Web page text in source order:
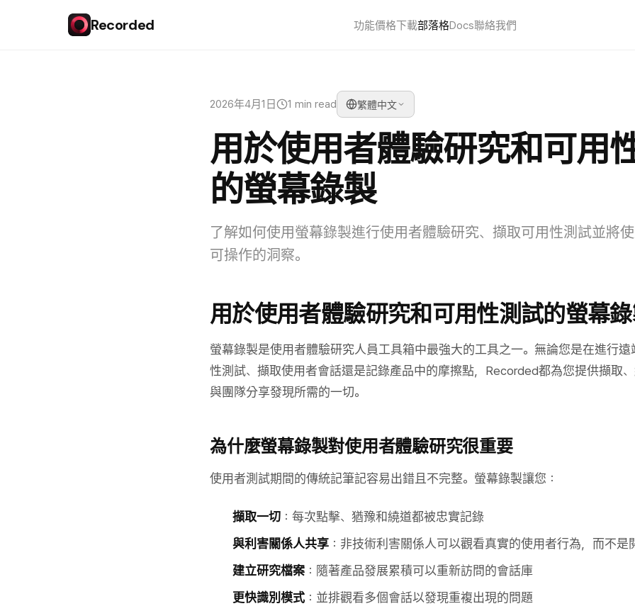
Recorded 功能價格下載部落格Docs聯絡我們
2026年4月1日 1 min read 繁體中文
用於使用者體驗研究和可用
的螢幕錄製
了解如何使用螢幕錄製進行使用者體驗研究、擷取可用性測試並將
可操作的洞察。
用於使用者體驗研究和可用性測試的螢幕
螢幕錄製是使用者體驗研究人員工具箱中最強大的工具之一。無論您是在進行遠
性測試、擷取使用者會話還是記錄產品中的摩擦點，Recorded都為您提供擷取
與團隊分享發現所需的一切。
為什麼螢幕錄製對使用者體驗研究很重要
使用者測試期間的傳統記筆記容易出錯且不完整。螢幕錄製讓您：
擷取一切 ：每次點擊、猶豫和繞道都被忠實記錄
與利害關係人共享 ：非技術利害關係人可以觀看真實的使用者行為，而不是
建立研究檔案 ：隨著產品發展累積可以重新訪問的會話庫
更快識別模式 ：並排觀看多個會話以發現重複出現的問題